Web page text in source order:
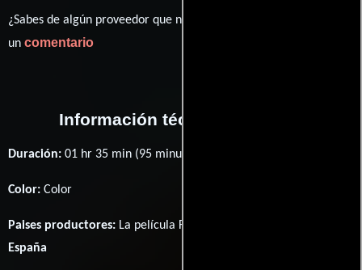
¿Sabes de algún proveedor que no estamos mostrando? déjanos
un comentario
Información técnica y general
Duración: 01 hr 35 min (95 minutos) .
Color: Color
Paises productores: La película Family United fué producida en
España